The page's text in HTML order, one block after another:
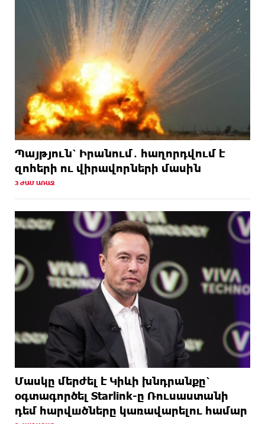
Պայթյուն՝ Իրանում․ հաղորդվում է
զոհերի ու վիրավորների մասին
3 ԺԱՄ ԱՌԱՋ
Մասկը մերժել է Կիևի խնդրանքը՝
օգտագործել Starlink-ը Ռուսաստանի
դեմ հարվшծները կառավարելու համար